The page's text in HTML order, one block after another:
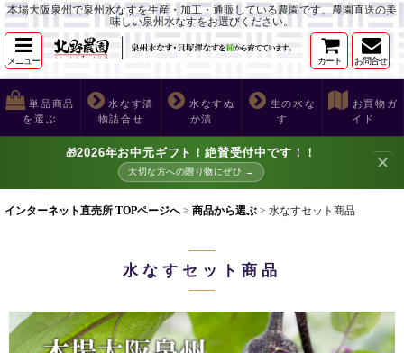
本場大阪泉州で泉州水なすを生産・加工・通販している農園です。農園直送の美
味しい泉州水なすをお選びください。
メニュー カート お問合せ
単品商品
を選ぶ
水なす漬
物詰合せ
水なすぬ
か漬
生の水な
す
お買物ガ
イド
🎁2026年お中元ギフト！絶賛受付中です！！
大切な方への贈り物にぜひ → ✕
インターネット直売所 TOPページへ > 商品から選ぶ > 水なすセット商品
水なすセット商品